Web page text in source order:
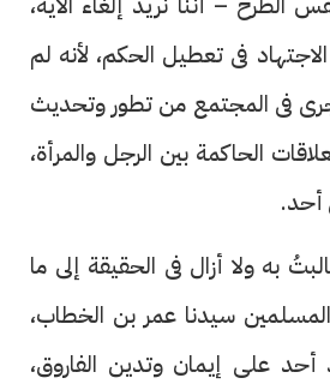
فى تعطيل الحكم، لأنه لم
فى المجتمع من تطور وتحديث
الحاكمة بين الرجل والمرأة،
أحد.
به ولا أزال فى الحقيقة إلى ما
سيدنا عمر بن الخطاب،
على إيمان وتدين الفاروق،